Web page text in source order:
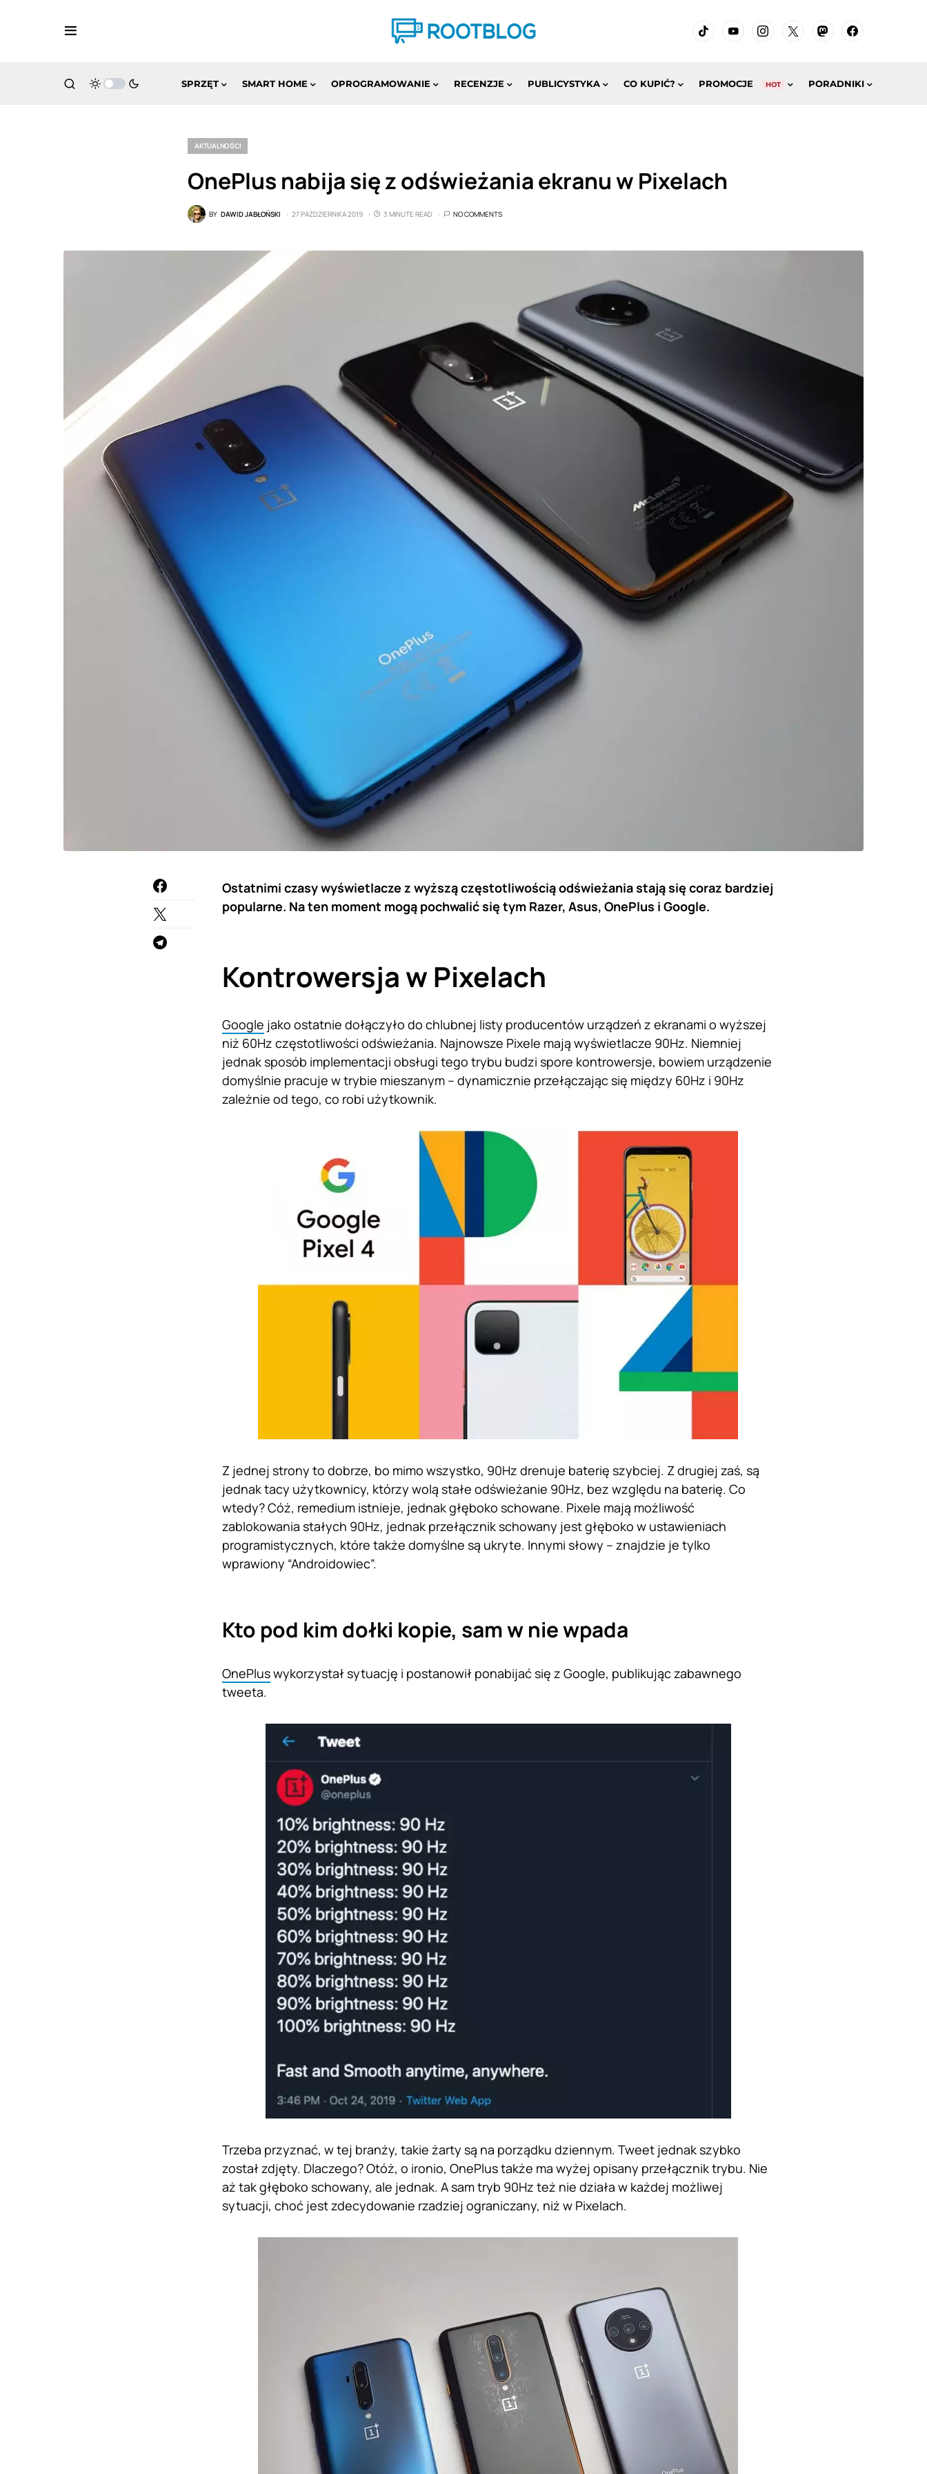
SPRZĘT SMART HOME OPROGRAMOWANIE RECENZJE PUBLICYSTYKA CO KUPIĆ? PROMOCJE HOT PORADNIKI
AKTUALNOŚCI
OnePlus nabija się z odświeżania ekranu w Pixelach
BY DAWID JABŁOŃSKI 27 PAŹDZIERNIKA 2019 3 MINUTE READ NO COMMENTS
Ostatnimi czasy wyświetlacze z wyższą częstotliwością odświeżania stają się coraz bardziej
popularne. Na ten moment mogą pochwalić się tym Razer, Asus, OnePlus i Google.
Kontrowersja w Pixelach
Google jako ostatnie dołączyło do chlubnej listy producentów urządzeń z ekranami o wyższej
niż 60Hz częstotliwości odświeżania. Najnowsze Pixele mają wyświetlacze 90Hz. Niemniej
jednak sposób implementacji obsługi tego trybu budzi spore kontrowersje, bowiem urządzenie
domyślnie pracuje w trybie mieszanym – dynamicznie przełączając się między 60Hz i 90Hz
zależnie od tego, co robi użytkownik.
Z jednej strony to dobrze, bo mimo wszystko, 90Hz drenuje baterię szybciej. Z drugiej zaś, są
jednak tacy użytkownicy, którzy wolą stałe odświeżanie 90Hz, bez względu na baterię. Co
wtedy? Cóż, remedium istnieje, jednak głęboko schowane. Pixele mają możliwość
zablokowania stałych 90Hz, jednak przełącznik schowany jest głęboko w ustawieniach
programistycznych, które także domyślne są ukryte. Innymi słowy – znajdzie je tylko
wprawiony “Androidowiec”.
Kto pod kim dołki kopie, sam w nie wpada
OnePluswykorzystał sytuację i postanowił ponabijać się z Google, publikując zabawnego
tweeta.
Trzeba przyznać, w tej branży, takie żarty są na porządku dziennym. Tweet jednak szybko
został zdjęty. Dlaczego? Otóż, o ironio, OnePlus także ma wyżej opisany przełącznik trybu. Nie
aż tak głęboko schowany, ale jednak. A sam tryb 90Hz też nie działa w każdej możliwej
sytuacji, choć jest zdecydowanie rzadziej ograniczany, niż w Pixelach.